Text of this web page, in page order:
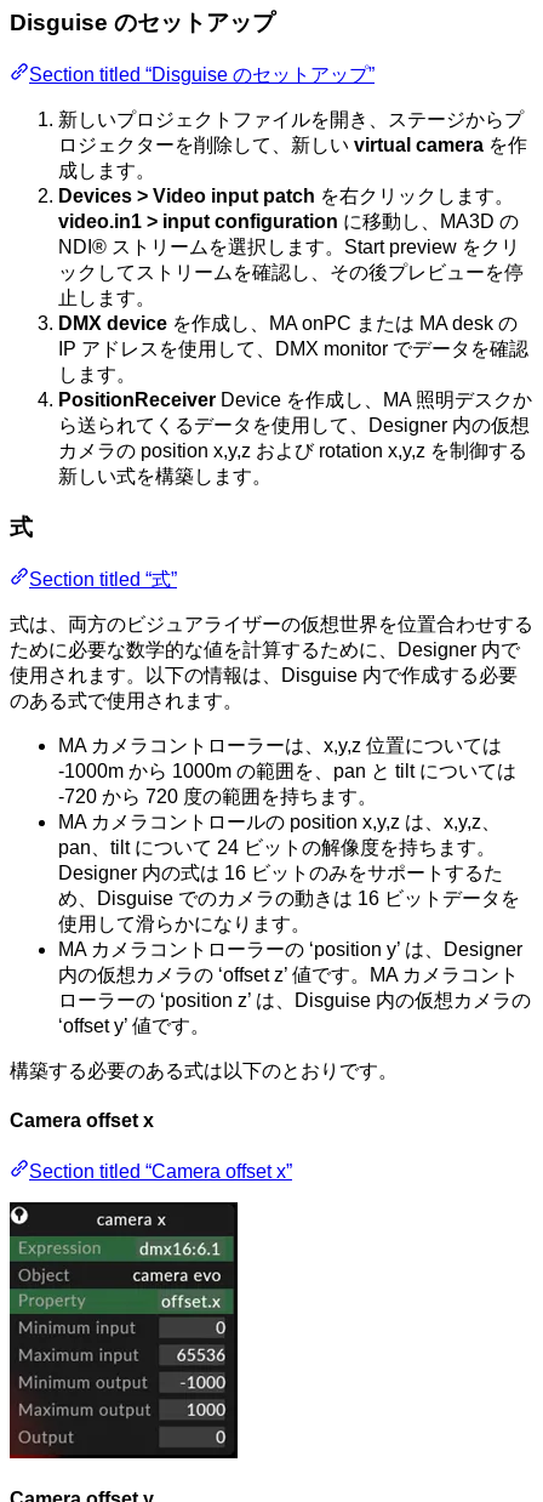
Disguise のセットアップ
Section titled “Disguise のセットアップ”
新しいプロジェクトファイルを開き、ステージからプ
ロジェクターを削除して、新しい virtual camera を作
成します。
Devices > Video input patch を右クリックします。
video.in1 > input configuration に移動し、MA3D の
NDI® ストリームを選択します。Start preview をクリ
ックしてストリームを確認し、その後プレビューを停
止します。
DMX device を作成し、MA onPC または MA desk の
IP アドレスを使用して、DMX monitor でデータを確認
します。
PositionReceiver Device を作成し、MA 照明デスクか
ら送られてくるデータを使用して、Designer 内の仮想
カメラの position x,y,z および rotation x,y,z を制御する
新しい式を構築します。
式
Section titled “式”
式は、両方のビジュアライザーの仮想世界を位置合わせする
ために必要な数学的な値を計算するために、Designer 内で
使用されます。以下の情報は、Disguise 内で作成する必要
のある式で使用されます。
MA カメラコントローラーは、x,y,z 位置については
-1000m から 1000m の範囲を、pan と tilt については
-720 から 720 度の範囲を持ちます。
MA カメラコントロールの position x,y,z は、x,y,z、
pan、tilt について 24 ビットの解像度を持ちます。
Designer 内の式は 16 ビットのみをサポートするた
め、Disguise でのカメラの動きは 16 ビットデータを
使用して滑らかになります。
MA カメラコントローラーの ‘position y’ は、Designer
内の仮想カメラの ‘offset z’ 値です。MA カメラコント
ローラーの ‘position z’ は、Disguise 内の仮想カメラの
‘offset y’ 値です。
構築する必要のある式は以下のとおりです。
Camera offset x
Section titled “Camera offset x”